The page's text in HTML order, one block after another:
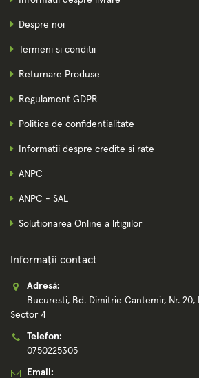
Despre noi
Termeni si conditii
Returnare Produse
Regulament GDPR
Politica de confidentialitate
Informatii despre credite si rate
ANPC
ANPC - SAL
Solutionarea Online a litigiilor
Informații contact
Adresă:
Bucuresti, Bd. Dimitrie Cantemir, Nr. 20,
Sector 4
Telefon:
0750225305
Email: